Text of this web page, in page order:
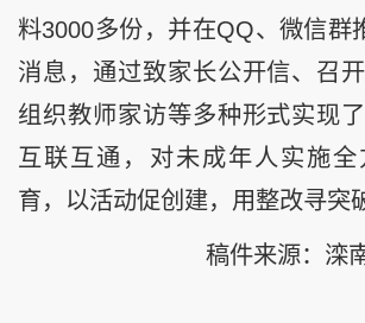
料3000多份，并在QQ、微信群
消息，通过致家长公开信、召开
组织教师家访等多种形式实现
互联互通，对未成年人实施
育，以活动促创建，用整改寻突
稿件来源：滦